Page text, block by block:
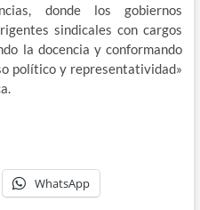
donde los gobiernos
sindicales con cargos
la docencia y conformando
político y representatividad»
WhatsApp